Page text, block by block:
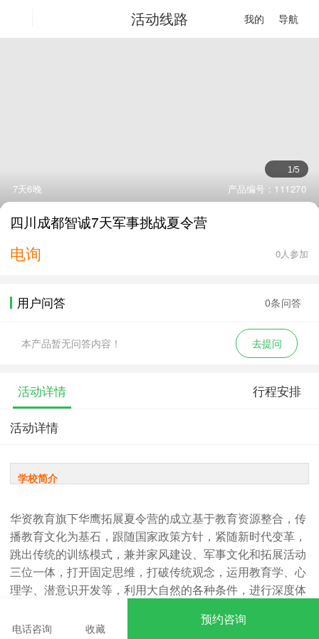
我的 导航
活动线路
1/5
7天6晚 产品编号：111270
四川成都智诚7天军事挑战夏令营
电询 0人参加
用户问答 0条问答
本产品暂无问答内容！ 去提问
活动详情 行程安排
活动详情
学校简介
华资教育旗下华鹰拓展夏令营的成立基于教育资源整合，传
播教育文化为基石，跟随国家政策方针，紧随新时代变革，
跳出传统的训练模式，兼并家风建设、军事文化和拓展活动
三位一体，打开固定思维，打破传统观念，运用教育学、心
理学、潜意识开发等，利用大自然的各种条件，进行深度体
题，让营员们感受到自己、战友、团队和国家博爱的力量，
电话咨询 收藏
预约咨询